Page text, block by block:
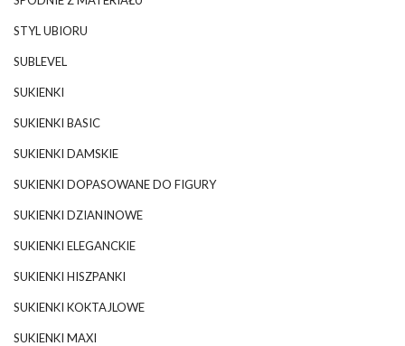
STYL UBIORU
SUBLEVEL
SUKIENKI
SUKIENKI BASIC
SUKIENKI DAMSKIE
SUKIENKI DOPASOWANE DO FIGURY
SUKIENKI DZIANINOWE
SUKIENKI ELEGANCKIE
SUKIENKI HISZPANKI
SUKIENKI KOKTAJLOWE
SUKIENKI MAXI